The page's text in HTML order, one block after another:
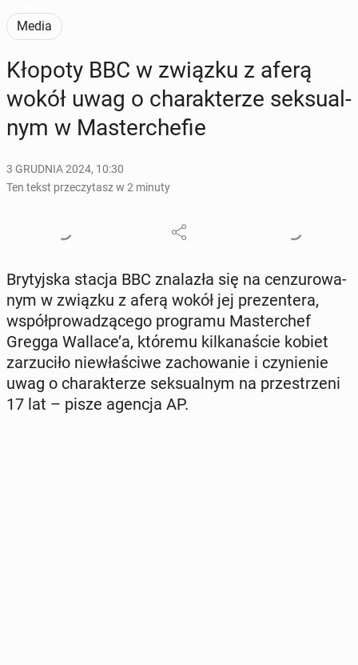
Media
Kłopoty BBC w związku z aferą
wokół uwag o cha­rak­te­rze sek­su­al­
nym w Ma­ster­che­fie
3 GRUDNIA 2024, 10:30
Ten tekst przeczytasz w 2 minuty
Bry­tyj­ska stacja BBC zna­la­zła się na cen­zu­ro­wa­
nym w związku z aferą wokół jej pre­zen­te­ra,
współ­pro­wa­dzą­ce­go pro­gra­mu Ma­ster­chef
Gregga Wallace’a, któremu kil­ka­na­ście kobiet
za­rzu­ci­ło nie­wła­ści­we za­cho­wa­nie i czy­nie­nie
uwag o cha­rak­te­rze sek­su­al­nym na prze­strze­ni
17 lat – pisze agencja AP.